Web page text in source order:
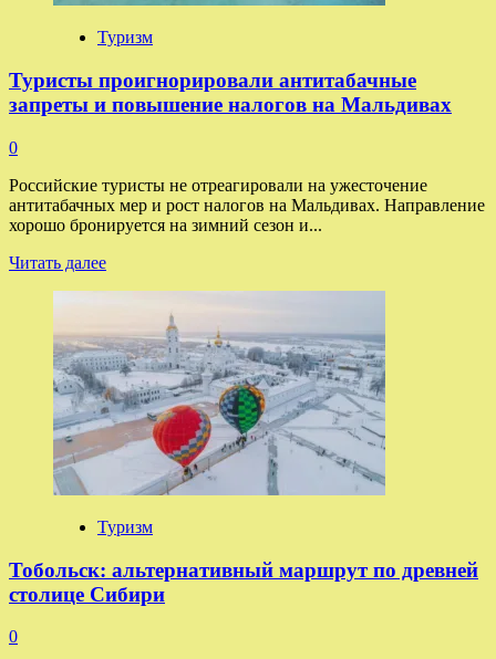
Персидскому
заливу
Туризм
Туристы проигнорировали антитабачные
запреты и повышение налогов на Мальдивах
0
Российские туристы не отреагировали на ужесточение
антитабачных мер и рост налогов на Мальдивах. Направление
хорошо бронируется на зимний сезон и...
Читать далееПрочитать
Туристы
проигнорировали
антитабачные
запреты
и
повышение
налогов
Мальдивах
Туризм
Тобольск: альтернативный маршрут по древней
столице Сибири
0